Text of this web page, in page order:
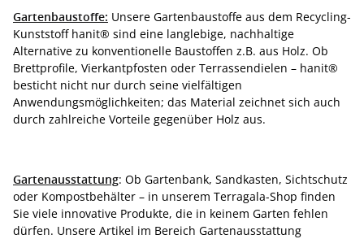
Gartenbaustoffe: Unsere Gartenbaustoffe aus dem Recycling-
Kunststoff hanit® sind eine langlebige, nachhaltige
Alternative zu konventionelle Baustoffen z.B. aus Holz. Ob
Brettprofile, Vierkantpfosten oder Terrassendielen – hanit®
besticht nicht nur durch seine vielfältigen
Anwendungsmöglichkeiten; das Material zeichnet sich auch
durch zahlreiche Vorteile gegenüber Holz aus.
Gartenausstattung: Ob Gartenbank, Sandkasten, Sichtschutz
oder Kompostbehälter – in unserem Terragala-Shop finden
Sie viele innovative Produkte, die in keinem Garten fehlen
dürfen. Unsere Artikel im Bereich Gartenausstattung